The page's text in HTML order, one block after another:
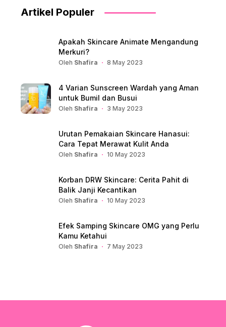
Artikel Populer
Apakah Skincare Animate Mengandung
Merkuri?
Oleh Shafira 8 May 2023
4 Varian Sunscreen Wardah yang Aman
untuk Bumil dan Busui
Oleh Shafira 3 May 2023
Urutan Pemakaian Skincare Hanasui:
Cara Tepat Merawat Kulit Anda
Oleh Shafira 10 May 2023
Korban DRW Skincare: Cerita Pahit di
Balik Janji Kecantikan
Oleh Shafira 10 May 2023
Efek Samping Skincare OMG yang Perlu
Kamu Ketahui
Oleh Shafira 7 May 2023